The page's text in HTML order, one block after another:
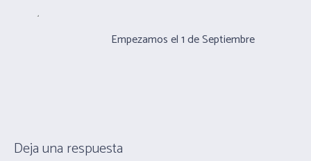
Empezamos el 1 de Septiembre
Deja una respuesta